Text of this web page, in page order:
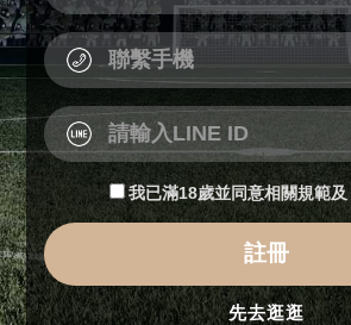
我已滿18歲並同意相關規範及
註冊
先去逛逛